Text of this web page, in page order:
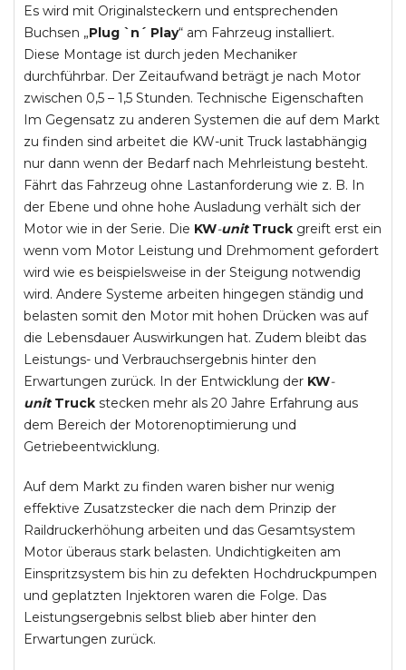
Es wird mit Originalsteckern und entsprechenden
Buchsen „Plug `n´ Play“ am Fahrzeug installiert.
Diese Montage ist durch jeden Mechaniker
durchführbar. Der Zeitaufwand beträgt je nach Motor
zwischen 0,5 – 1,5 Stunden. Technische Eigenschaften
Im Gegensatz zu anderen Systemen die auf dem Markt
zu finden sind arbeitet die KW-unit Truck lastabhängig
nur dann wenn der Bedarf nach Mehrleistung besteht.
Fährt das Fahrzeug ohne Lastanforderung wie z. B. In
der Ebene und ohne hohe Ausladung verhält sich der
Motor wie in der Serie. Die KW-unit Truck greift erst ein
wenn vom Motor Leistung und Drehmoment gefordert
wird wie es beispielsweise in der Steigung notwendig
wird. Andere Systeme arbeiten hingegen ständig und
belasten somit den Motor mit hohen Drücken was auf
die Lebensdauer Auswirkungen hat. Zudem bleibt das
Leistungs- und Verbrauchsergebnis hinter den
Erwartungen zurück. In der Entwicklung der KW-
unit Truck stecken mehr als 20 Jahre Erfahrung aus
dem Bereich der Motorenoptimierung und
Getriebeentwicklung.
Auf dem Markt zu finden waren bisher nur wenig
effektive Zusatzstecker die nach dem Prinzip der
Raildruckerhöhung arbeiten und das Gesamtsystem
Motor überaus stark belasten. Undichtigkeiten am
Einspritzsystem bis hin zu defekten Hochdruckpumpen
und geplatzten Injektoren waren die Folge. Das
Leistungsergebnis selbst blieb aber hinter den
Erwartungen zurück.